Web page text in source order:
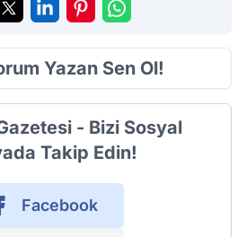
Yazan Sen Ol!
- Bizi Sosyal
Takip Edin!
Facebook